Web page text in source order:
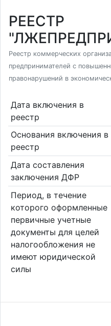
РЕЕСТР
Реестр коммерческих
предпринимателей с
правонарушений в
Дата включения в
реестр
Основания включения в
реестр
Дата составления
заключения ДФР
Период, в течение
которого оформленные
первичные учетные
документы для целей
налогообложения не
имеют юридической
силы